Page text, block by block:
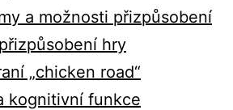
a možnosti přizpůsobení
hry
„chicken road“
kognitivní funkce